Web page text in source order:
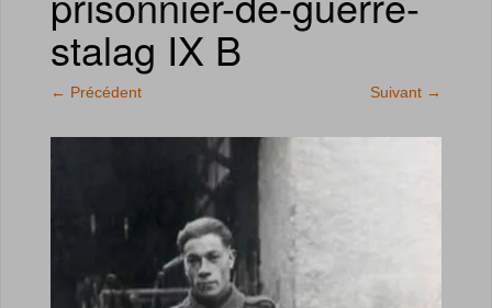
stalag IX B
← Précédent Suivant →